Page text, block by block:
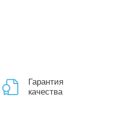
Гарантия
качества